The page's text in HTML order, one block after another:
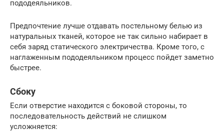
пододеяльников.
Предпочтение лучше отдавать постельному белью из
натуральных тканей, которое не так сильно набирает в
себя заряд статического электричества. Кроме того, с
наглаженным пододеяльником процесс пойдет заметно
быстрее.
Сбоку
Если отверстие находится с боковой стороны, то
последовательность действий не слишком
усложняется: